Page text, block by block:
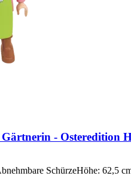
-​ Osteredition
SchürzeHöhe: 62,5